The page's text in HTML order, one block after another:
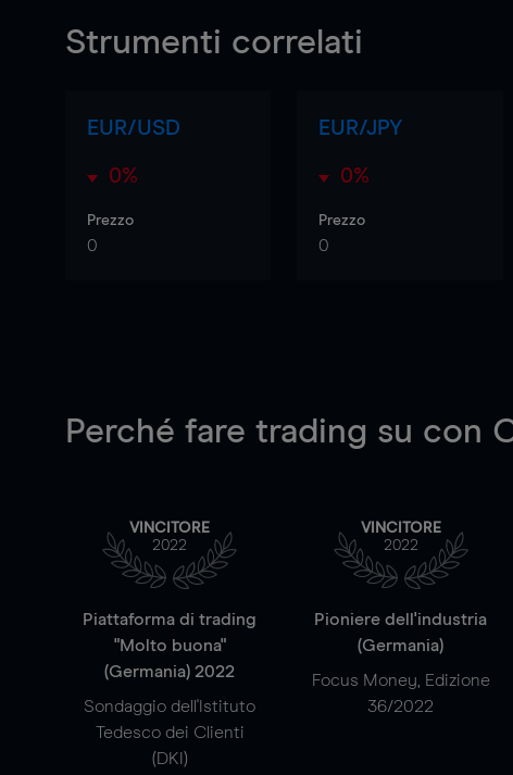
Strumenti correlati
EUR/USD
0%
Prezzo
0
EUR/JPY
0%
Prezzo
0
Perché fare trading su con
VINCITORE
2022
Piattaforma di trading
"Molto buona"
(Germania) 2022
Sondaggio dell'Istituto
Tedesco dei Clienti
(DKI)
VINCITORE
2022
Pioniere dell'industria
(Germania)
Focus Money, Edizione
36/2022